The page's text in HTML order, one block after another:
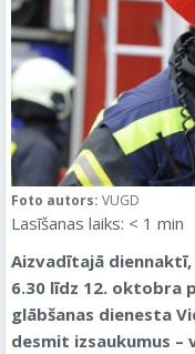
Foto autors: VUGD
Lasīšanas laiks: < 1 min
Aizvadītajā
6.30 līdz 12. oktobra
glābšanas dienesta
desmit izsaukumus –